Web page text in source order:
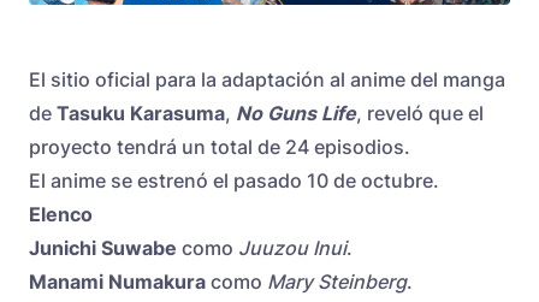
El sitio oficial para la adaptación al anime del manga
de Tasuku Karasuma, No Guns Life, reveló que el
proyecto tendrá un total de 24 episodios.
El anime se estrenó el pasado 10 de octubre.
Elenco
Junichi Suwabe como Juuzou Inui.
Manami Numakura como Mary Steinberg.